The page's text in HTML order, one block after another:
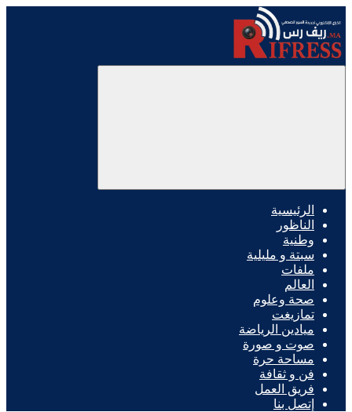
الرئيسية
الناظور
وطنية
سبتة و مليلية
ملفات
العالم
صحة وعلوم
تمازيغت
ميادين الرياضة
صوت و صورة
مساحة حرة
فن و ثقافة
فريق العمل
إتصل بنا